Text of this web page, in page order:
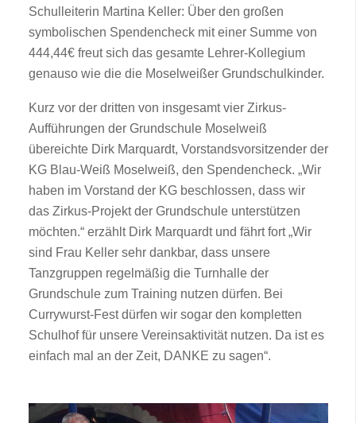
Schulleiterin Martina Keller: Über den großen
symbolischen Spendencheck mit einer Summe von
444,44€ freut sich das gesamte Lehrer-Kollegium
genauso wie die die Moselweißer Grundschulkinder.
Kurz vor der dritten von insgesamt vier Zirkus-
Aufführungen der Grundschule Moselweiß
übereichte Dirk Marquardt, Vorstandsvorsitzender der
KG Blau-Weiß Moselweiß, den Spendencheck. „Wir
haben im Vorstand der KG beschlossen, dass wir
das Zirkus-Projekt der Grundschule unterstützen
möchten.“ erzählt Dirk Marquardt und fährt fort „Wir
sind Frau Keller sehr dankbar, dass unsere
Tanzgruppen regelmäßig die Turnhalle der
Grundschule zum Training nutzen dürfen. Bei
Currywurst-Fest dürfen wir sogar den kompletten
Schulhof für unsere Vereinsaktivität nutzen. Da ist es
einfach mal an der Zeit, DANKE zu sagen“.